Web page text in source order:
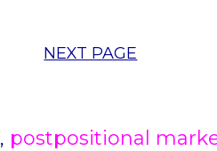
NEXT PAGE
, postpositional